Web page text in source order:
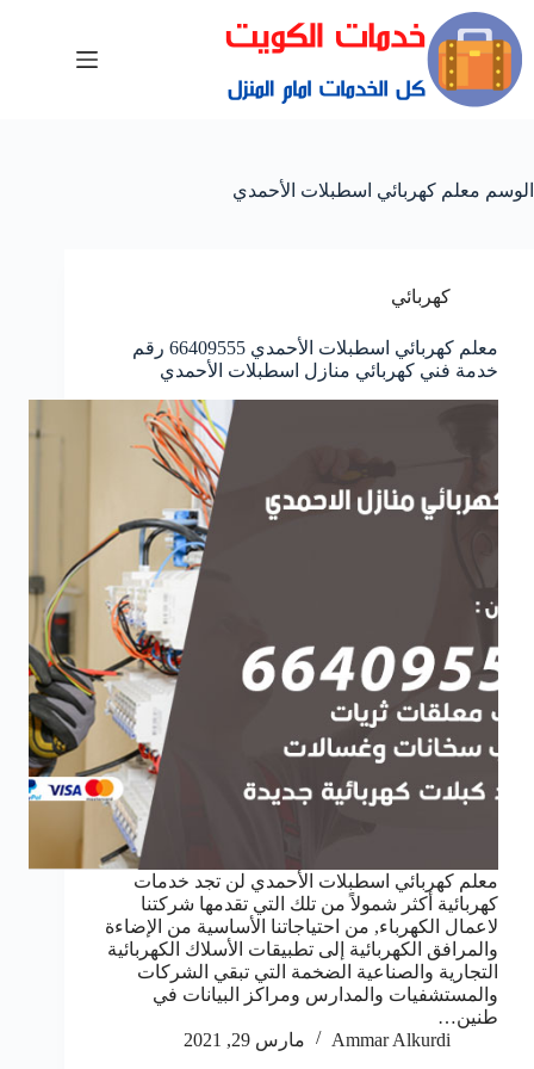
الوسم معلم كهربائي اسطبلات الأحمدي
كهربائي
معلم كهربائي اسطبلات الأحمدي 66409555 رقم
خدمة فني كهربائي منازل اسطبلات الأحمدي
معلم كهربائي اسطبلات الأحمدي لن تجد خدمات
كهربائية أكثر شمولاً من تلك التي تقدمها شركتنا
لاعمال الكهرباء, من احتياجاتنا الأساسية من الإضاءة
والمرافق الكهربائية إلى تطبيقات الأسلاك الكهربائية
التجارية والصناعية الضخمة التي تبقي الشركات
والمستشفيات والمدارس ومراكز البيانات في
طنين…
Ammar Alkurdi
مارس 29, 2021